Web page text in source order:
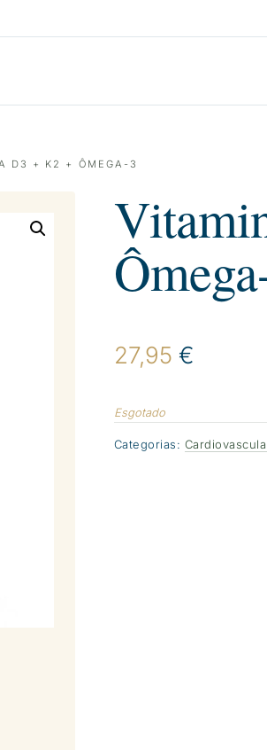
D3 + K2 + ÔMEGA-3
27,95 €
Esgotado
Categorias: